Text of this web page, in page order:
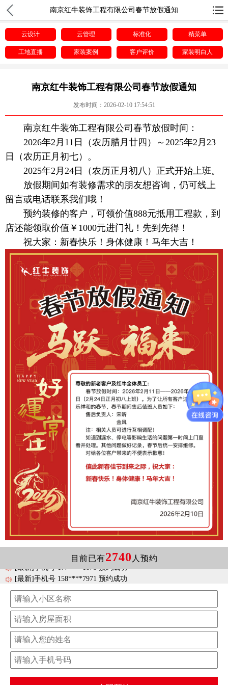
南京红牛装饰工程有限公司春节放假通知
云设计 云管理 标准化 精菜单
工地直播 家装案例 客户评价 家装明白人
南京红牛装饰工程有限公司春节放假通知
发布时间：2026-02-10 17:54:51
南京红牛装饰工程有限公司春节放假时间：
2026年2月11日（农历腊月廿四）～2025年2月23
日（农历正月初七）。
2025年2月24日（农历正月初八）正式开始上班。
放假期间如有装修需求的朋友想咨询，仍可线上
留言或电话联系我们哦！
预约装修的客户，可领价值888元抵用工程款，到
店还能领取价值￥1000元进门礼！先到先得！
祝大家：新春快乐！身体健康！马年大吉！
目前已有2740 人预约
[最新]手机号 173****4013 预约成功
[最新]手机号 158****7971 预约成功
[最新]手机号 185****2957 预约成功
[最新]手机号 177****8709 预约成功
[最新]手机号 181****8835 预约成功
[最新]手机号 138****8929 预约成功
[最新]手机号 138****3560 预约成功